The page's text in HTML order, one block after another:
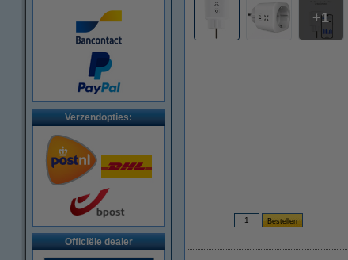
Verzendopties:
Officiële dealer
1